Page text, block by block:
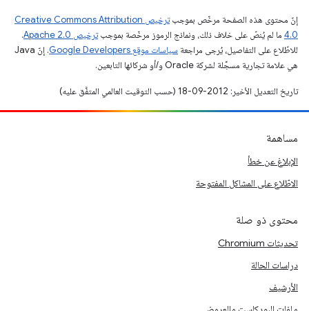
إنّ محتوى هذه الصفحة مرخّص بموجب
ترخيص Creative Commons Attribution
4.0‏ ما لم يُنصّ على خلاف ذلك، ونماذج الرموز مرخّصة بموجبترخيص Apache 2.0‏
.
للاطّلاع على التفاصيل، يُرجى مراجعة سياسات موقع Google Developers‏
. إنّ Java
هي علامة تجارية مسجَّلة لشركة Oracle و/أو شركائها التابعين.
تاريخ التعديل الأخير: 2012-09-18 (حسب التوقيت العالمي المتفَّق عليه)
مساهمة
الإبلاغ عن خطأ
الاطّلاع على المشاكل المفتوحة
محتوى ذو صلة
تحديثات Chromium
دراسات الحالة
الأرشيف